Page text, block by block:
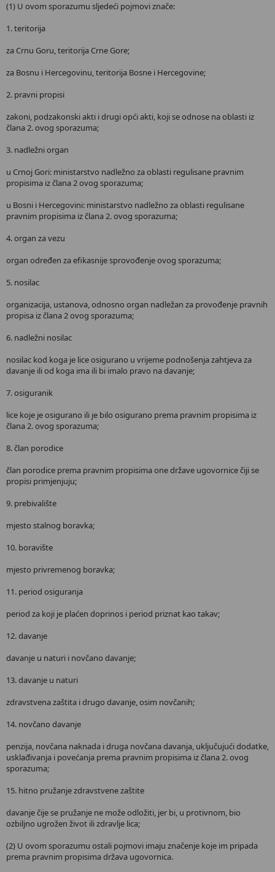
(1) U ovom sporazumu sljedeći pojmovi znače:
1. teritorija
za Crnu Goru, teritorija Crne Gore;
za Bosnu i Hercegovinu, teritorija Bosne i Hercegovine;
2. pravni propisi
zakoni, podzakonski akti i drugi opći akti, koji se odnose na oblasti iz
člana 2. ovog sporazuma;
3. nadležni organ
u Crnoj Gori: ministarstvo nadležno za oblasti regulisane pravnim
propisima iz člana 2 ovog sporazuma;
u Bosni i Hercegovini: ministarstvo nadležno za oblasti regulisane
pravnim propisima iz člana 2. ovog sporazuma;
4. organ za vezu
organ određen za efikasnije sprovođenje ovog sporazuma;
5. nosilac
organizacija, ustanova, odnosno organ nadležan za provođenje pravnih
propisa iz člana 2 ovog sporazuma;
6. nadležni nosilac
nosilac kod koga je lice osigurano u vrijeme podnošenja zahtjeva za
davanje ili od koga ima ili bi imalo pravo na davanje;
7. osiguranik
lice koje je osigurano ili je bilo osigurano prema pravnim propisima iz
člana 2. ovog sporazuma;
8. član porodice
član porodice prema pravnim propisima one države ugovornice čiji se
propisi primjenjuju;
9. prebivalište
mjesto stalnog boravka;
10. boravište
mjesto privremenog boravka;
11. period osiguranja
period za koji je plaćen doprinos i period priznat kao takav;
12. davanje
davanje u naturi i novčano davanje;
13. davanje u naturi
zdravstvena zaštita i drugo davanje, osim novčanih;
14. novčano davanje
penzija, novčana naknada i druga novčana davanja, uključujući dodatke,
usklađivanja i povećanja prema pravnim propisima iz člana 2. ovog
sporazuma;
15. hitno pružanje zdravstvene zaštite
davanje čije se pružanje ne može odložiti, jer bi, u protivnom, bio
ozbiljno ugrožen život ili zdravlje lica;
(2) U ovom sporazumu ostali pojmovi imaju značenje koje im pripada
prema pravnim propisima država ugovornica.